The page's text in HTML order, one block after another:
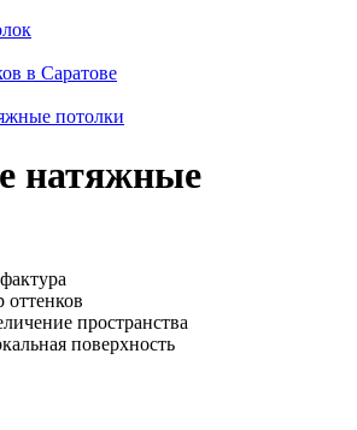
в Саратове
потолки
натяжные
пространства
поверхность